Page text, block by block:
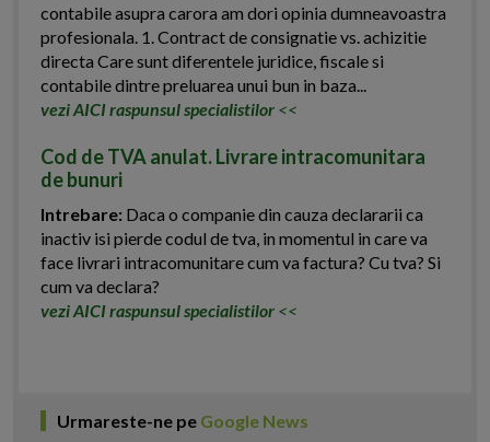
contabile asupra carora am dori opinia dumneavoastra
profesionala. 1. Contract de consignatie vs. achizitie
directa Care sunt diferentele juridice, fiscale si
contabile dintre preluarea unui bun in baza...
vezi AICI raspunsul specialistilor <<
Cod de TVA anulat. Livrare intracomunitara
de bunuri
Intrebare: Daca o companie din cauza declararii ca
inactiv isi pierde codul de tva, in momentul in care va
face livrari intracomunitare cum va factura? Cu tva? Si
cum va declara?
vezi AICI raspunsul specialistilor <<
Urmareste-ne pe Google News